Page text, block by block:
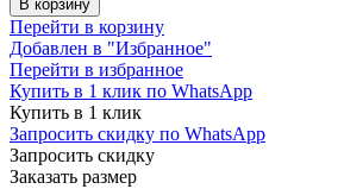
В корзину
Перейти в корзину
Добавлен в "Избранное"
Перейти в избранное
Купить в 1 клик по WhatsApp
Купить в 1 клик
Запросить скидку по WhatsApp
Запросить скидку
Заказать размер